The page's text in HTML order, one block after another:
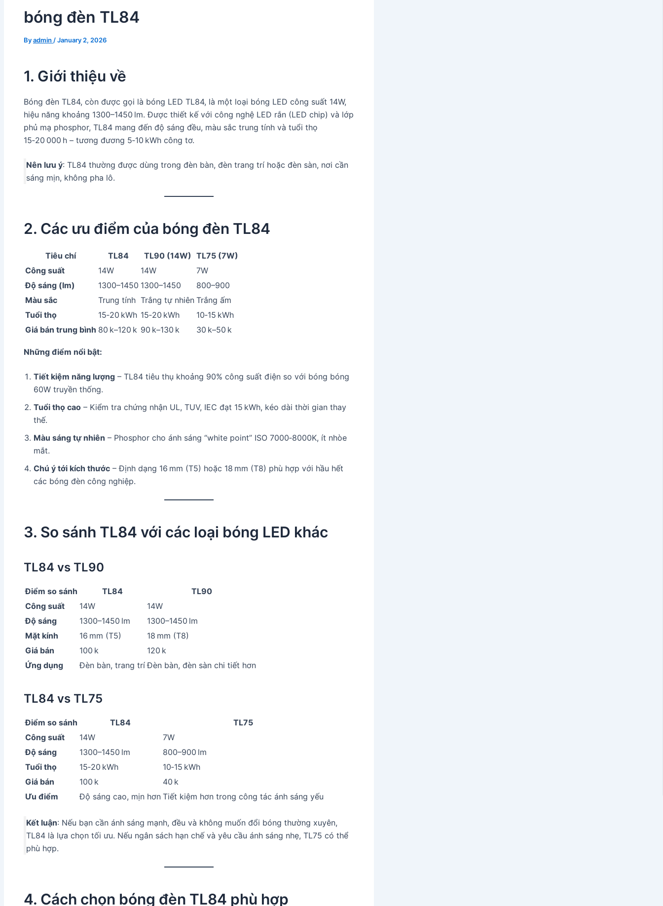
bóng đèn TL84
Byadmin /January 2, 2026
1. Giới thiệu về
Bóng đèn TL84, còn được gọi là bóng LED TL84, là một loại bóng LED công suất 14W,
hiệu năng khoảng 1300–1450 lm. Được thiết kế với công nghệ LED rắn (LED chip) và lớp
phủ mạ phosphor, TL84 mang đến độ sáng đều, màu sắc trung tính và tuổi thọ
15‑20 000 h – tương đương 5‑10 kWh công tơ.
Nên lưu ý: TL84 thường được dùng trong đèn bàn, đèn trang trí hoặc đèn sàn, nơi cần
sáng mịn, không pha lô.
2. Các ưu điểm của bóng đèn TL84
Tiêu chí TL84 TL90 (14W) TL75 (7W)
Công suất
14W 14W
7W
Độ sáng (lm)
1300–1450 1300–1450
800–900
Màu sắc
Trung tính Trắng tự nhiên Trắng ấm
Tuổi thọ
15‑20 kWh 15‑20 kWh
10‑15 kWh
Giá bán trung bình 80 k–120 k 90 k–130 k 30 k–50 k
Những điểm nổi bật:
Tiết kiệm năng lượng – TL84 tiêu thụ khoảng 90% công suất điện so với bóng bóng
60W truyền thống.
Tuổi thọ cao – Kiểm tra chứng nhận UL, TUV, IEC đạt 15 kWh, kéo dài thời gian thay
thế.
Màu sáng tự nhiên – Phosphor cho ánh sáng “white point” ISO 7000‑8000K, ít nhòe
mắt.
Chú ý tới kích thước – Định dạng 16 mm (T5) hoặc 18 mm (T8) phù hợp với hầu hết
các bóng đèn công nghiệp.
3. So sánh TL84 với các loại bóng LED khác
TL84 vs TL90
Điểm so sánh TL84
TL90
Công suất
14W
14W
Độ sáng
1300–1450 lm
1300–1450 lm
Mặt kính
16 mm (T5)
18 mm (T8)
Giá bán
100 k
120 k
Ứng dụng
Đèn bàn, trang trí Đèn bàn, đèn sàn chi tiết hơn
TL84 vs TL75
Điểm so sánh TL84
TL75
Công suất
14W
7W
Độ sáng
1300–1450 lm
800–900 lm
Tuổi thọ
15‑20 kWh
10‑15 kWh
Giá bán
100 k
40 k
Ưu điểm
Độ sáng cao, mịn hơn Tiết kiệm hơn trong công tác ánh sáng yếu
Kết luận: Nếu bạn cần ánh sáng mạnh, đều và không muốn đổi bóng thường xuyên,
TL84 là lựa chọn tối ưu. Nếu ngân sách hạn chế và yêu cầu ánh sáng nhẹ, TL75 có thể
phù hợp.
4. Cách chọn bóng đèn TL84 phù hợp